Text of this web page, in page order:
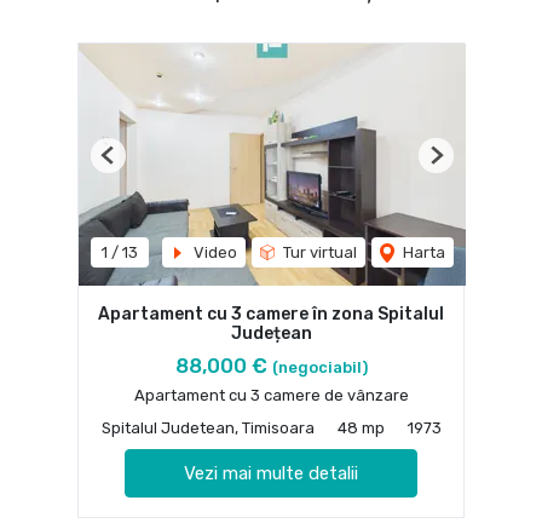
1 / 13 Video Tur virtual Harta
Previous Next
Apartament cu 3 camere în zona Spitalul
Județean
88,000 € (negociabil)
Apartament cu 3 camere de vânzare
Spitalul Judetean, Timisoara
48 mp 1973
Vezi mai multe detalii